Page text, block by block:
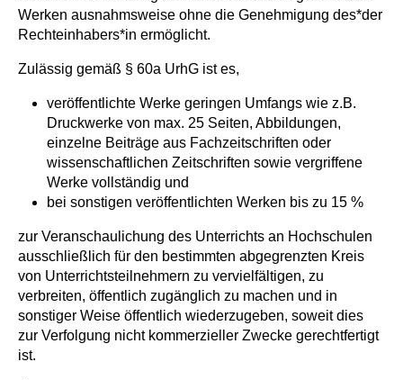
Werken ausnahmsweise ohne die Genehmigung des*der
Rechteinhabers*in ermöglicht.
Zulässig gemäß § 60a UrhG ist es,
veröffentlichte Werke geringen Umfangs wie z.B.
Druckwerke von max. 25 Seiten, Abbildungen,
einzelne Beiträge aus Fachzeitschriften oder
wissenschaftlichen Zeitschriften sowie vergriffene
Werke vollständig und
bei sonstigen veröffentlichten Werken bis zu 15 %
zur Veranschaulichung des Unterrichts an Hochschulen
ausschließlich für den bestimmten abgegrenzten Kreis
von Unterrichtsteilnehmern zu vervielfältigen, zu
verbreiten, öffentlich zugänglich zu machen und in
sonstiger Weise öffentlich wiederzugeben, soweit dies
zur Verfolgung nicht kommerzieller Zwecke gerechtfertigt
ist.